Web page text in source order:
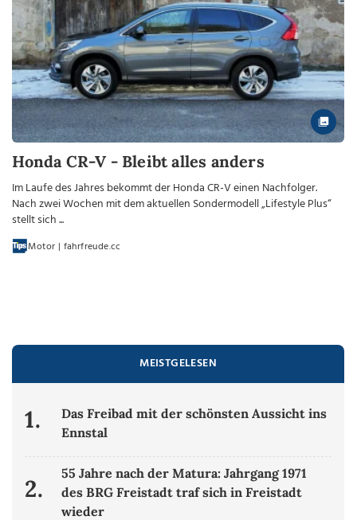
Honda CR-V - Bleibt alles anders
Im Laufe des Jahres bekommt der Honda CR-V einen Nachfolger.
Nach zwei Wochen mit dem aktuellen Sondermodell „Lifestyle Plus“
stellt sich ...
Motor | fahrfreude.cc
MEISTGELESEN
1.
Das Freibad mit der schönsten Aussicht ins
Ennstal
2.
55 Jahre nach der Matura: Jahrgang 1971
des BRG Freistadt traf sich in Freistadt
wieder